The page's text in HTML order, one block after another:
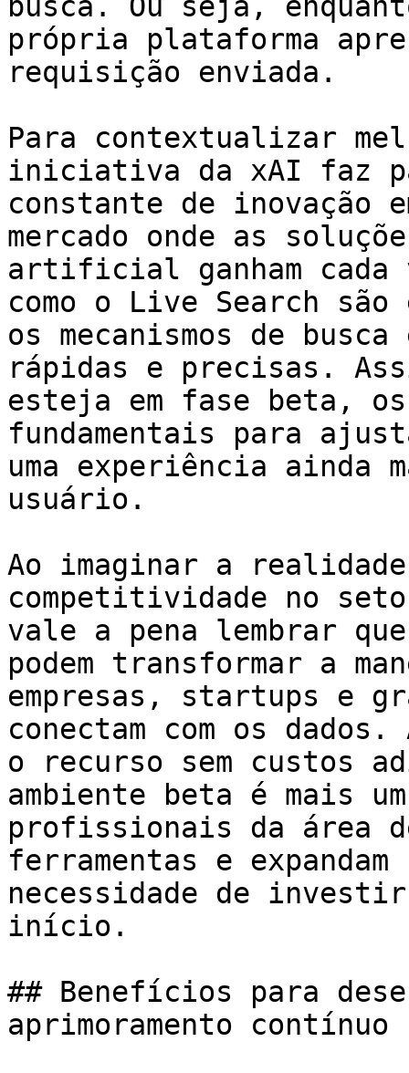
própria plataforma
requisição enviada.
Para contextualizar
iniciativa da xAI faz
constante de inovação
mercado onde as
artificial ganham cada
como o Live Search
os mecanismos de
rápidas e precisas.
esteja em fase beta,
fundamentais para
uma experiência ainda
usuário.
Ao imaginar a
competitividade no
vale a pena lembrar
podem transformar a
empresas, startups e
conectam com os
o recurso sem custos
ambiente beta é mais
profissionais da área
ferramentas e
necessidade de investir
início.
## Benefícios para
aprimoramento contínuo